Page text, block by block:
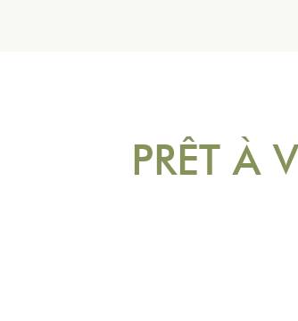
PRÊT À